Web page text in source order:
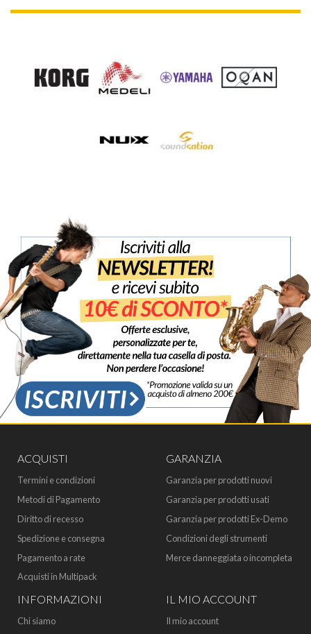
ACQUISTI
Termini e condizioni
Metodi di Pagamento
Diritto di recesso
Spedizione e consegna
Pagamento a rate
Acquisti in Multipack
GARANZIA
Garanzia per prodotti nuovi
Garanzia per prodotti usati
Garanzia per prodotti Ex-Demo
Condizioni degli strumenti
Merce danneggiata o incompleta
INFORMAZIONI
Chi siamo
IL MIO ACCOUNT
Il mio account